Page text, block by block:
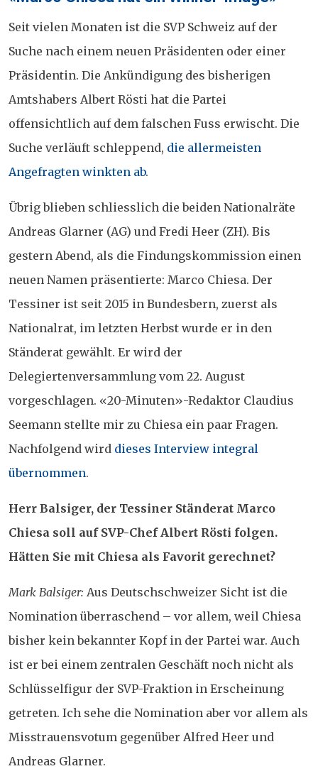
Seit vielen Monaten ist die SVP Schweiz auf der
Suche nach einem neuen Präsidenten oder einer
Präsidentin. Die Ankündigung des bisherigen
Amtshabers Albert Rösti hat die Partei
offensichtlich auf dem falschen Fuss erwischt. Die
Suche verläuft schleppend, die allermeisten
Angefragten winkten ab.
Übrig blieben schliesslich die beiden Nationalräte
Andreas Glarner (AG) und Fredi Heer (ZH). Bis
gestern Abend, als die Findungskommission einen
neuen Namen präsentierte: Marco Chiesa. Der
Tessiner ist seit 2015 in Bundesbern, zuerst als
Nationalrat, im letzten Herbst wurde er in den
Ständerat gewählt. Er wird der
Delegiertenversammlung vom 22. August
vorgeschlagen. «20-Minuten»-Redaktor Claudius
Seemann stellte mir zu Chiesa ein paar Fragen.
Nachfolgend wird dieses Interview integral
übernommen.
Herr Balsiger, der Tessiner Ständerat Marco
Chiesa soll auf SVP-Chef Albert Rösti folgen.
Hätten Sie mit Chiesa als Favorit gerechnet?
Mark Balsiger: Aus Deutschschweizer Sicht ist die
Nomination überraschend – vor allem, weil Chiesa
bisher kein bekannter Kopf in der Partei war. Auch
ist er bei einem zentralen Geschäft noch nicht als
Schlüsselfigur der SVP-Fraktion in Erscheinung
getreten. Ich sehe die Nomination aber vor allem als
Misstrauensvotum gegenüber Alfred Heer und
Andreas Glarner.